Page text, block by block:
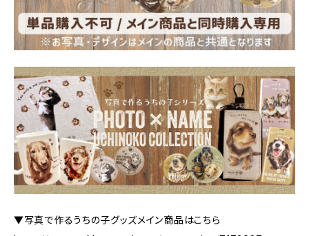
▼写真で作るうちの子グッズメイン商品はこちら